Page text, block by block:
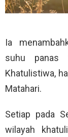
Ia
suhu panas
Khatulistiwa,
Matahari.
Setiap pada
wilayah